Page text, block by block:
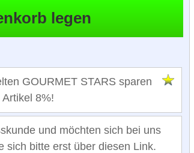
GOURMET STARS sparen
8%!
und möchten sich bei uns
sich bitte erst über diesen Link.